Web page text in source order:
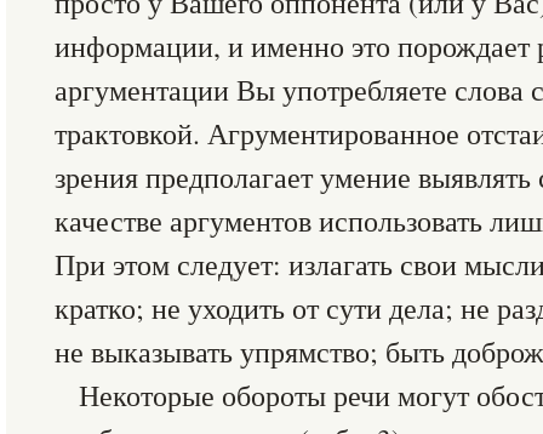
информации, и именно это порождает
аргументации Вы употребляете слова
трактовкой. Агрументированное
зрения предполагает умение выявлять
качестве аргументов использовать
При этом следует: излагать свои
кратко; не уходить от сути дела; не
не выказывать упрямство; быть
Некоторые обороты речи могут